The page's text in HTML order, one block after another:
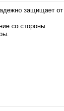
защищает от
со стороны